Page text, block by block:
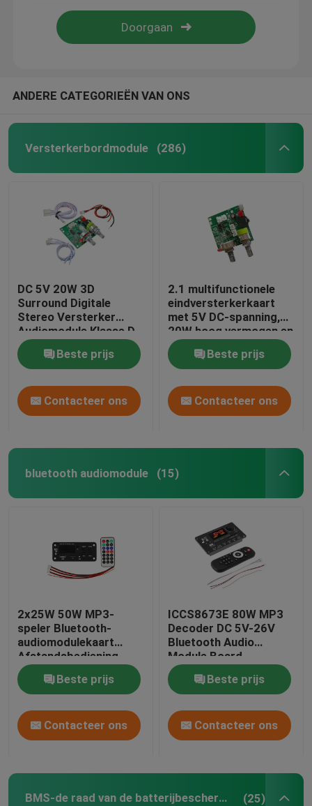
ANDERE CATEGORIEËN VAN ONS
Versterkerbordmodule (286)
DC 5V 20W 3D
Surround Digitale
Stereo Versterker
Audiomodule Klasse D
Versterker Board
Beste prijs
Contacteer ons
2.1 multifunctionele
eindversterkerkaart
met 5V DC-spanning,
20W hoog vermogen en
3A-stroom voor
verbeterde
audioprestaties
Beste prijs
Contacteer ons
bluetooth audiomodule (15)
2x25W 50W MP3-
speler Bluetooth-
audiomodulekaart
Afstandsbediening
Draadloos
geluidssysteem
Beste prijs
Contacteer ons
ICCS8673E 80W MP3
Decoder DC 5V-26V
Bluetooth Audio
Module Board
Eindversterker
SysteemBeste prijs
Contacteer ons
BMS-de raad van de batterijbescherming (25)